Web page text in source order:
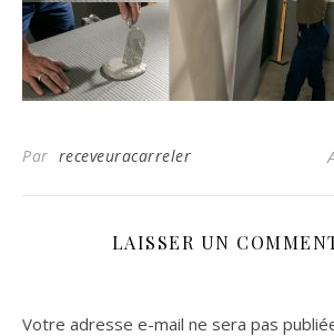
Par receveuracarreler
LAISSER UN
Votre adresse e-mail ne sera pas